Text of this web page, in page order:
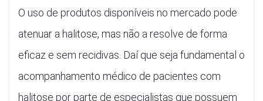
O uso de produtos disponíveis no mercado pode
atenuar a halitose, mas não a resolve de forma
eficaz e sem recidivas. Daí que seja fundamental o
acompanhamento médico de pacientes com
halitose por parte de especialistas que possuem